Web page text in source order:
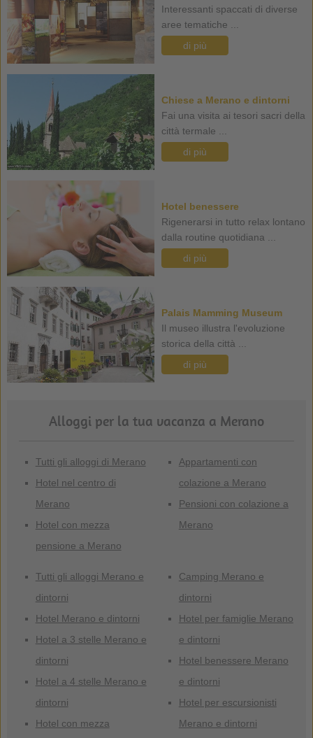
Interessanti spaccati di diverse
aree tematiche ...
di più
Chiese a Merano e dintorni
Fai una visita ai tesori sacri della
città termale ...
di più
Hotel benessere
Rigenerarsi in tutto relax lontano
dalla routine quotidiana ...
di più
Palais Mamming Museum
Il museo illustra l'evoluzione
storica della città ...
di più
Alloggi per la tua vacanza a Merano
Tutti gli alloggi di Merano
Hotel nel centro di
Merano
Hotel con mezza
pensione a Merano
Appartamenti con
colazione a Merano
Pensioni con colazione a
Merano
Tutti gli alloggi Merano e
dintorni
Hotel Merano e dintorni
Hotel a 3 stelle Merano e
dintorni
Hotel a 4 stelle Merano e
dintorni
Hotel con mezza
Camping Merano e
dintorni
Hotel per famiglie Merano
e dintorni
Hotel benessere Merano
e dintorni
Hotel per escursionisti
Merano e dintorni